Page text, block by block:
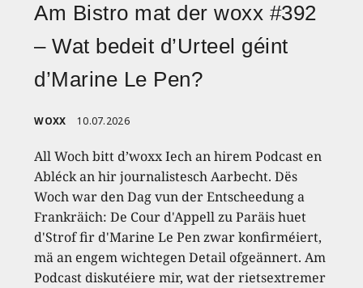
Am Bistro mat der woxx #392
– Wat bedeit d’Urteel géint
d’Marine Le Pen?
WOXX 10.07.2026
All Woch bitt d’woxx Iech an hirem Podcast en
Abléck an hir journalistesch Aarbecht. Dës
Woch war den Dag vun der Entscheedung a
Frankräich: De Cour d'Appell zu Paräis huet
d'Strof fir d'Marine Le Pen zwar konfirméiert,
mä an engem wichtegen Detail ofgeännert. Am
Podcast diskutéiere mir, wat der rietsextremer